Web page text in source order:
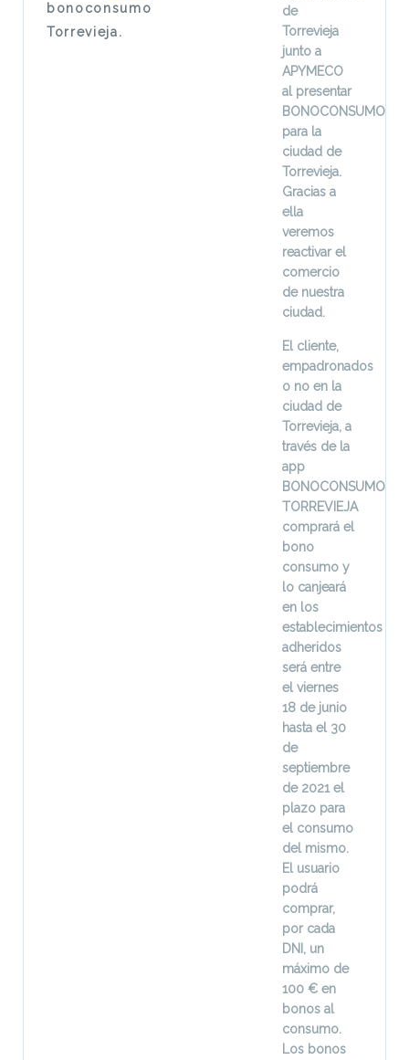
bonoconsumo
Torrevieja.
de
Torrevieja
junto a
APYMECO
al presentar
BONOCONSUMO
para la
ciudad de
Torrevieja.
Gracias a
ella
veremos
reactivar el
comercio
de nuestra
ciudad.
El cliente,
empadronados
o no en la
ciudad de
Torrevieja, a
través de la
app
BONOCONSUMO
TORREVIEJA
comprará el
bono
consumo y
lo canjeará
en los
establecimientos
adheridos
será entre
el viernes
18 de junio
hasta el 30
de
septiembre
de 2021 el
plazo para
el consumo
del mismo.
El usuario
podrá
comprar,
por cada
DNI, un
máximo de
100 € en
bonos al
consumo.
Los bonos